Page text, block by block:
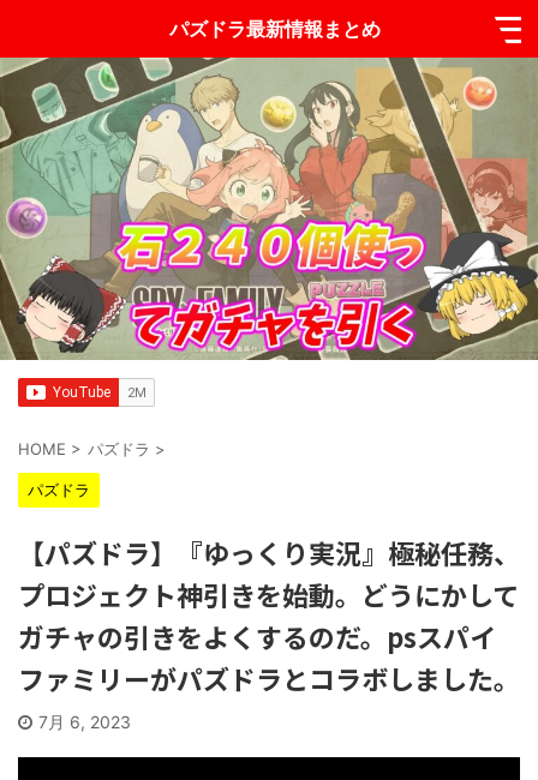
パズドラ最新情報まとめ
HOME > パズドラ >
パズドラ
【パズドラ】『ゆっくり実況』極秘任務、
プロジェクト神引きを始動。どうにかして
ガチャの引きをよくするのだ。psスパイ
ファミリーがパズドラとコラボしました。
7月 6, 2023